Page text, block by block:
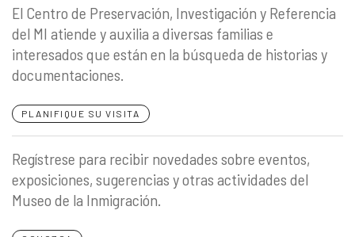
El Centro de Preservación, Investigación y Referencia
del MI atiende y auxilia a diversas familias e
interesados que están en la búsqueda de historias y
documentaciones.
PLANIFIQUE SU VISITA
Regístrese para recibir novedades sobre eventos,
exposiciones, sugerencias y otras actividades del
Museo de la Inmigración.